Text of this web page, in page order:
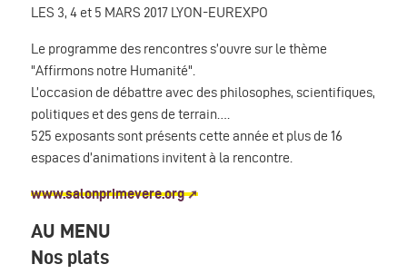
LES 3, 4 et 5 MARS 2017 LYON-EUREXPO
Le programme des rencontres s’ouvre sur le thème
"Affirmons notre Humanité".
L’occasion de débattre avec des philosophes, scientifiques,
politiques et des gens de terrain….
525 exposants sont présents cette année et plus de 16
espaces d’animations invitent à la rencontre.
www.salonprimevere.org
AU MENU
Nos plats